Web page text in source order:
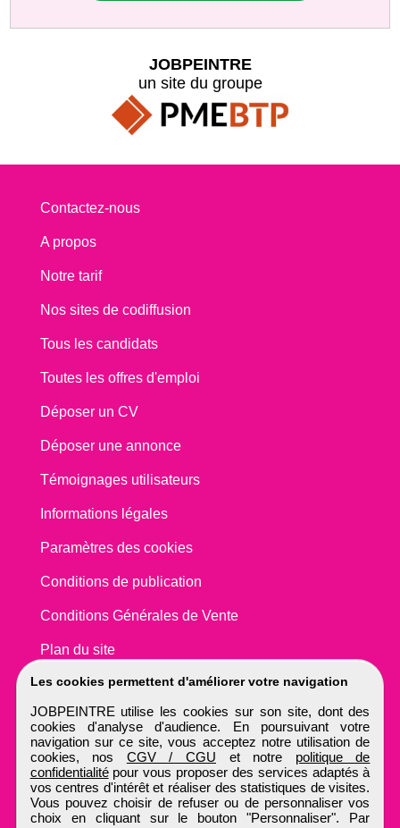
Les cookies permettent d'améliorer votre navigation
JOBPEINTRE utilise les cookies sur son site, dont des
cookies d'analyse d'audience. En poursuivant votre
navigation sur ce site, vous acceptez notre utilisation de
cookies, nos CGV / CGU et notre politique de
confidentialitépour vous proposer des services adaptés à
vos centres d'intérêt et réaliser des statistiques de visites.
Vous pouvez choisir de refuser ou de personnaliser vos
choix en cliquant sur le bouton "Personnaliser". Par
JOBPEINTRE
un site du groupe
Contactez-nous
A propos
Notre tarif
Nos sites de codiffusion
Tous les candidats
Toutes les offres d'emploi
Déposer un CV
Déposer une annonce
Témoignages utilisateurs
Informations légales
Paramètres des cookies
Conditions de publication
Conditions Générales de Vente
Plan du site